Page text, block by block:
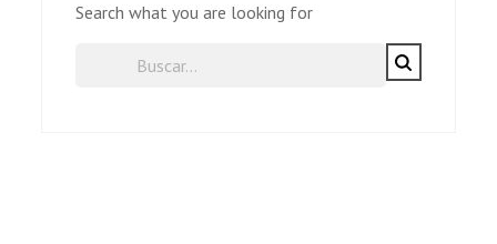
Search what you are looking for